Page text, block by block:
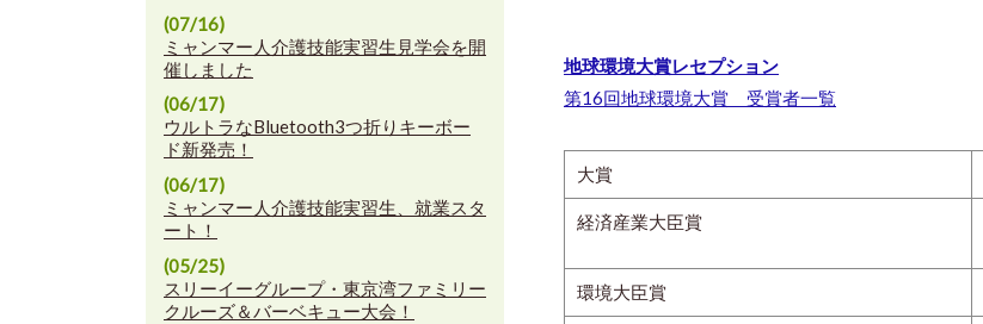
地球環境大賞レセプション
第16回地球環境大賞 受賞者一覧
大賞
経済産業大臣賞
環境大臣賞
(07/16)
ミャンマー人介護技能実習生見学会を開
催しました
(06/17)
ウルトラなBluetooth3つ折りキーボー
ド新発売！
(06/17)
ミャンマー人介護技能実習生、就業スタ
ート！
(05/25)
スリーイーグループ・東京湾ファミリー
クルーズ＆バーベキュー大会！